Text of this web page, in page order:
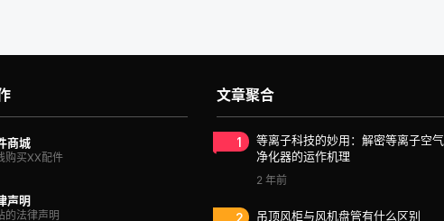
商城
购买XX配件
声明
的法律声明
文章聚合
1
等离子科技的妙用：解密等离子空气
净化器的运作机理
2 年前
2 吊顶风柜与风机盘管有什么区别